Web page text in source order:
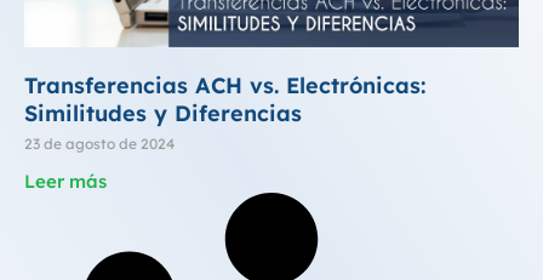
Transferencias ACH vs. Electrónicas:
Similitudes y Diferencias
23 de agosto de 2024
Leer más